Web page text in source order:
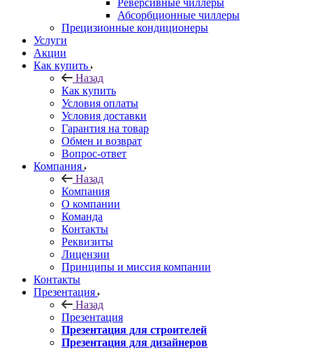
Реверсивные чиллеры
Абсорбционные чиллеры
Прецизионные кондиционеры
Услуги
Акции
Как купить
Назад
Как купить
Условия оплаты
Условия доставки
Гарантия на товар
Обмен и возврат
Вопрос-ответ
Компания
Назад
Компания
О компании
Команда
Контакты
Реквизиты
Лицензии
Принципы и миссия компании
Контакты
Презентация
Назад
Презентация
Презентация для строителей
Презентация для дизайнеров